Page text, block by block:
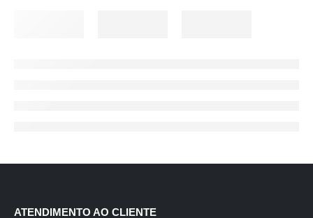
ATENDIMENTO AO CLIENTE